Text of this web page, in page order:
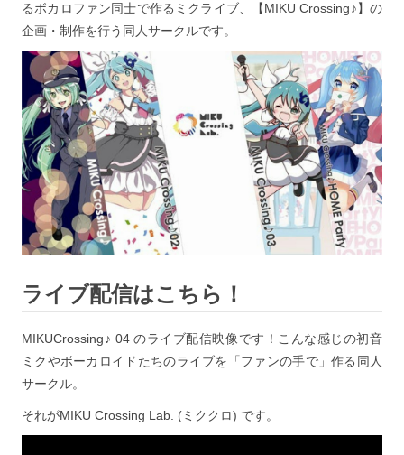
るボカロファン同士で作るミクライブ、【MIKU Crossing♪】の
企画・制作を行う同人サークルです。
ライブ配信はこちら！
MIKUCrossing♪ 04 のライブ配信映像です！こんな感じの初音
ミクやボーカロイドたちのライブを「ファンの手で」作る同人
サークル。
それがMIKU Crossing Lab. (ミククロ) です。